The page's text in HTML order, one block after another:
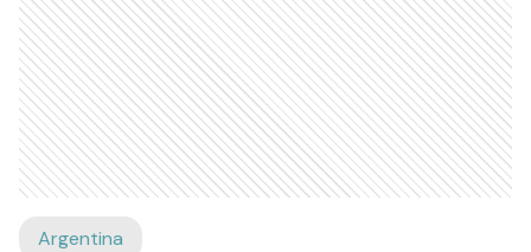
Argentina